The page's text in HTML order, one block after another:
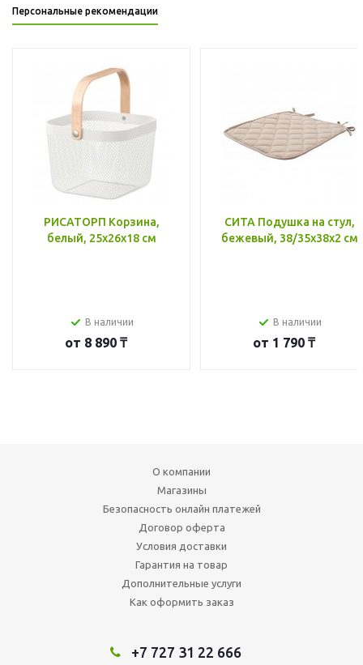
Персональные рекомендации
РИСАТОРП Корзина,
белый, 25x26x18 см
В наличии
от 8 890 ₸
СИТА Подушка на стул,
бежевый, 38/35x38x2 см
В наличии
от 1 790 ₸
О компании
Магазины
Безопасность онлайн платежей
Договор оферта
Условия доставки
Гарантия на товар
Дополнительные услуги
Как оформить заказ
+7 727 31 22 666